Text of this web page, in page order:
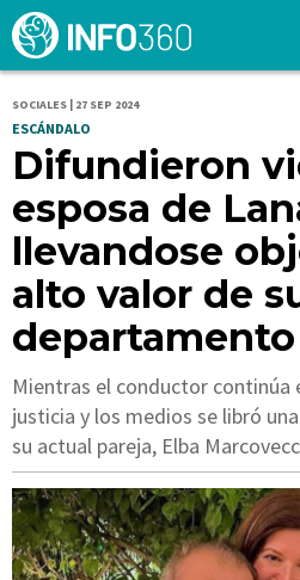
SOCIALES | 27 SEP 2024
ESCÁNDALO
Difundieron
esposa de
llevandose
alto valor de
departamento
Mientras el conductor continúa
justicia y los medios se libró
su actual pareja, Elba